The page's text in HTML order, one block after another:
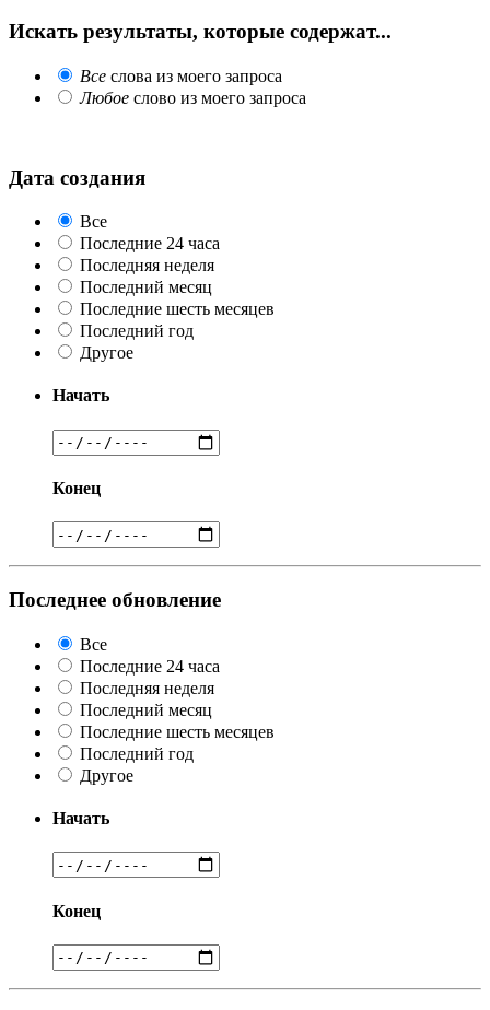
Искать результаты, которые содержат...
Все слова из моего запроса
Любое слово из моего запроса
Дата создания
Все
Последние 24 часа
Последняя неделя
Последний месяц
Последние шесть месяцев
Последний год
Другое
Начать
Конец
Последнее обновление
Все
Последние 24 часа
Последняя неделя
Последний месяц
Последние шесть месяцев
Последний год
Другое
Начать
Конец